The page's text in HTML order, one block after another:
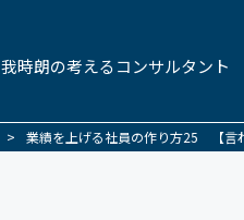
我時朗の考えるコンサルタント
> 業績を上げる社員の作り方25 【言